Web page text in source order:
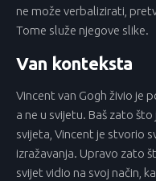
ne može verbalizirati,
Tome služe njegove slike.
Van konteksta
Vincent van Gogh živio je
a ne u svijetu. Baš zato
svijeta, Vincent je stvorio
izražavanja. Upravo zato
svijet vidio na svoj način,